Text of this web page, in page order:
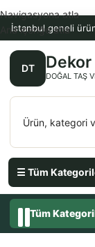
İstanbul geneli
DT Dekor
DOĞAL TAŞ
☰ Tüm
Navigasyona atla
Ana içeriğe atla
Tüm